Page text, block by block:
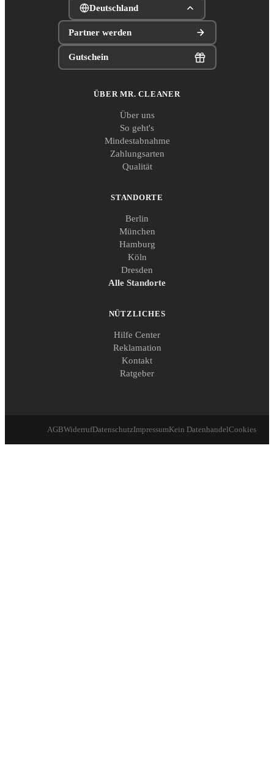
Deutschland
Partner werden
Gutschein
ÜBER MR. CLEANER
Über uns
So geht's
Mindestabnahme
Zahlungsarten
Qualität
STANDORTE
Berlin
München
Hamburg
Köln
Dresden
Alle Standorte
NÜTZLICHES
Hilfe Center
Reklamation
Kontakt
Ratgeber
AGBWiderrufDatenschutzImpressumKein DatenhandelCookies